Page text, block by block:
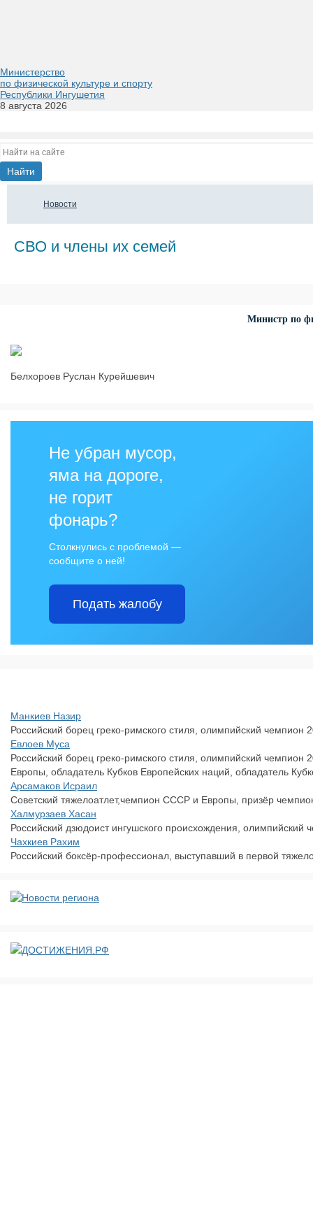
Министерство
по физической культуре и спорту
Республики Ингушетия
8 августа 2026
Новости
СВО и члены их семей
Министр по
Белхороев Руслан Курейшевич
Не убран мусор,
яма на дороге,
не горит
фонарь?
Столкнулись с проблемой —
сообщите о ней!
Подать жалобу
Манкиев Назир
Российский борец греко-римского стиля, олимпийский чемпион
Евлоев Муса
Российский борец греко-римского стиля, олимпийский
Европы, обладатель Кубков Европейских наций, обладатель
Арсамаков Исраил
Советский тяжелоатлет,чемпион СССР и Европы, призёр
Халмурзаев Хасан
Российский дзюдоист ингушского происхождения, олимпийский
Чахкиев Рахим
Российский боксёр-профессионал, выступавший в первой
ДОСТИЖЕНИЯ.РФ